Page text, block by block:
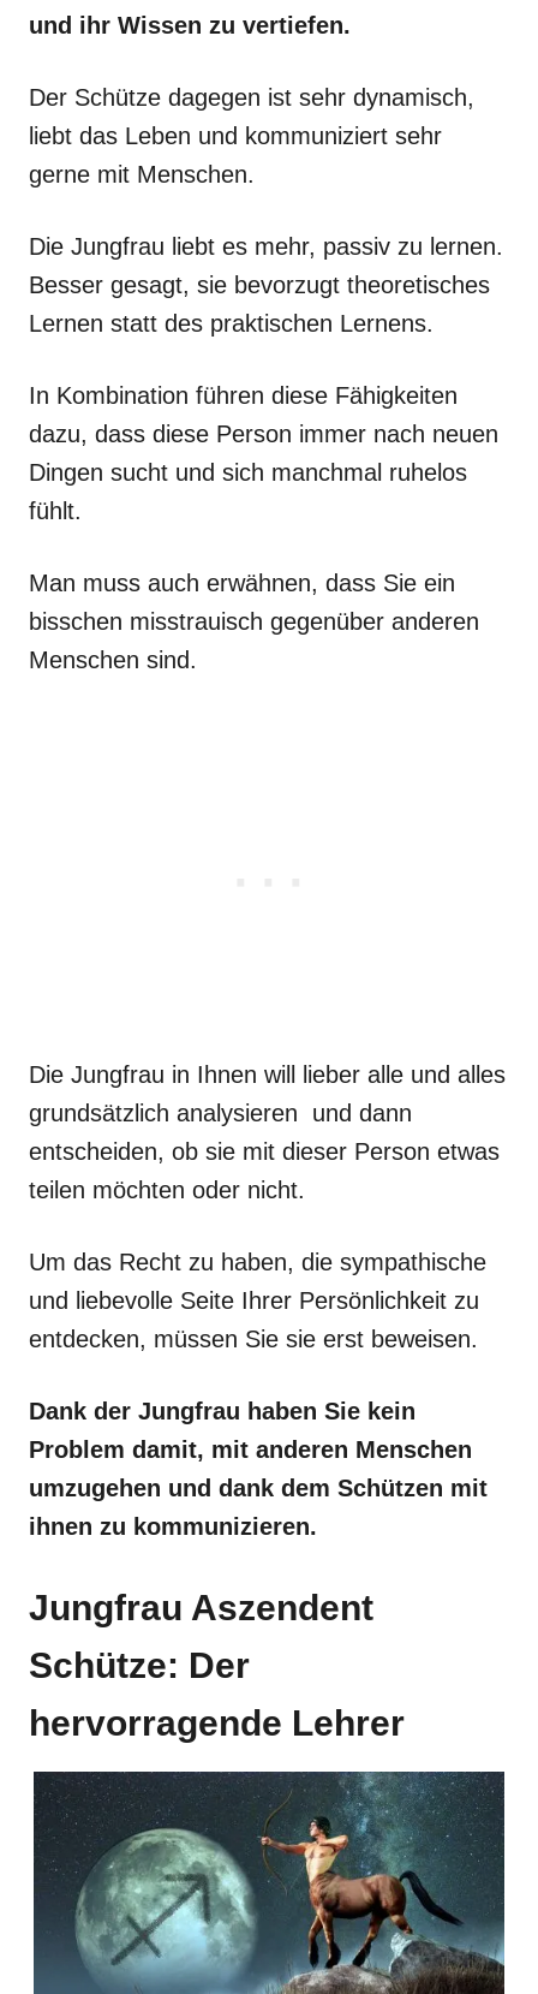
und ihr Wissen zu vertiefen.
Der Schütze dagegen ist sehr dynamisch,
liebt das Leben und kommuniziert sehr
gerne mit Menschen.
Die Jungfrau liebt es mehr, passiv zu lernen.
Besser gesagt, sie bevorzugt theoretisches
Lernen statt des praktischen Lernens.
In Kombination führen diese Fähigkeiten
dazu, dass diese Person immer nach neuen
Dingen sucht und sich manchmal ruhelos
fühlt.
Man muss auch erwähnen, dass Sie ein
bisschen misstrauisch gegenüber anderen
Menschen sind.
Die Jungfrau in Ihnen will lieber alle und alles
grundsätzlich analysieren und dann
entscheiden, ob sie mit dieser Person etwas
teilen möchten oder nicht.
Um das Recht zu haben, die sympathische
und liebevolle Seite Ihrer Persönlichkeit zu
entdecken, müssen Sie sie erst beweisen.
Dank der Jungfrau haben Sie kein
Problem damit, mit anderen Menschen
umzugehen und dank dem Schützen mit
ihnen zu kommunizieren.
Jungfrau Aszendent
Schütze: Der
hervorragende Lehrer